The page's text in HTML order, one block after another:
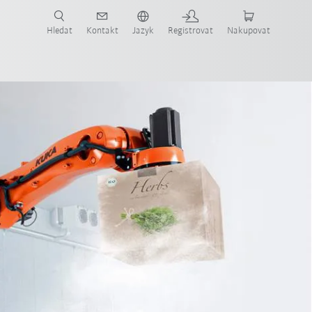
Hledat Kontakt Jazyk Registrovat Nakupovat